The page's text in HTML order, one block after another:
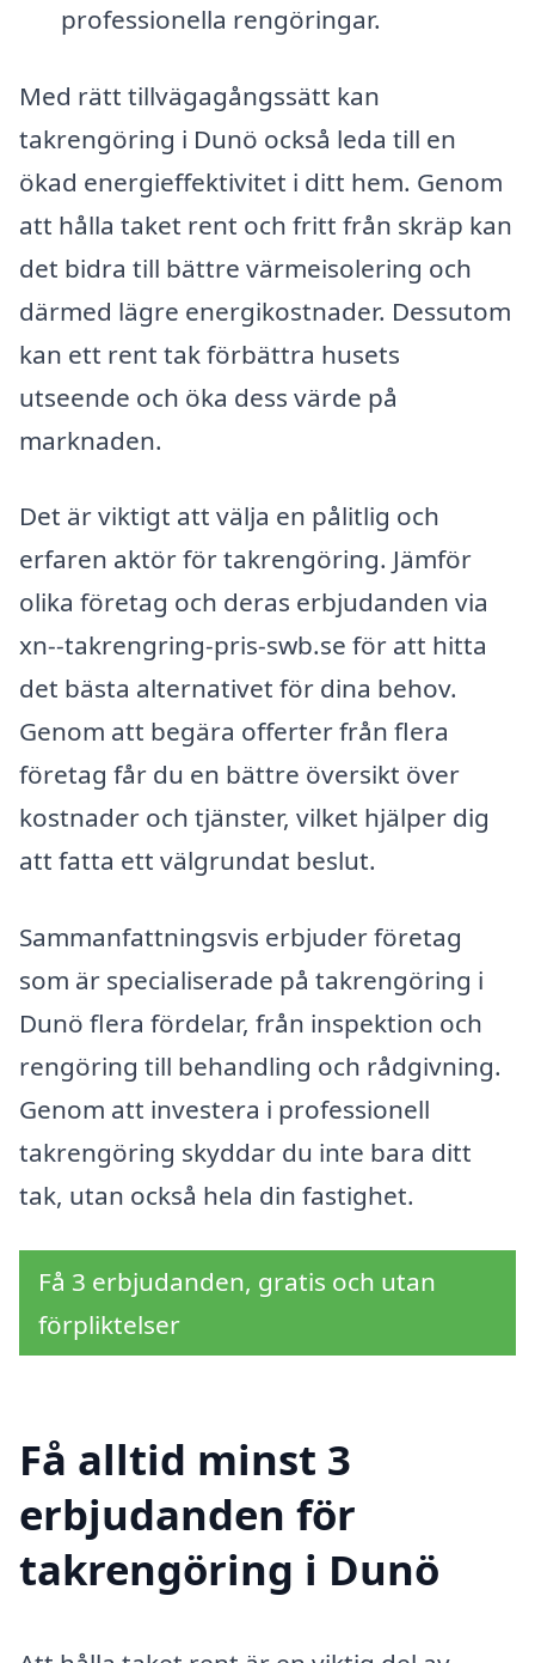
professionella rengöringar.
Med rätt tillvägagångssätt kan
takrengöring i Dunö också leda till en
ökad energieffektivitet i ditt hem. Genom
att hålla taket rent och fritt från skräp kan
det bidra till bättre värmeisolering och
därmed lägre energikostnader. Dessutom
kan ett rent tak förbättra husets
utseende och öka dess värde på
marknaden.
Det är viktigt att välja en pålitlig och
erfaren aktör för takrengöring. Jämför
olika företag och deras erbjudanden via
xn--takrengring-pris-swb.se för att hitta
det bästa alternativet för dina behov.
Genom att begära offerter från flera
företag får du en bättre översikt över
kostnader och tjänster, vilket hjälper dig
att fatta ett välgrundat beslut.
Sammanfattningsvis erbjuder företag
som är specialiserade på takrengöring i
Dunö flera fördelar, från inspektion och
rengöring till behandling och rådgivning.
Genom att investera i professionell
takrengöring skyddar du inte bara ditt
tak, utan också hela din fastighet.
Få 3 erbjudanden, gratis och utan
förpliktelser
Få alltid minst 3
erbjudanden för
takrengöring i Dunö